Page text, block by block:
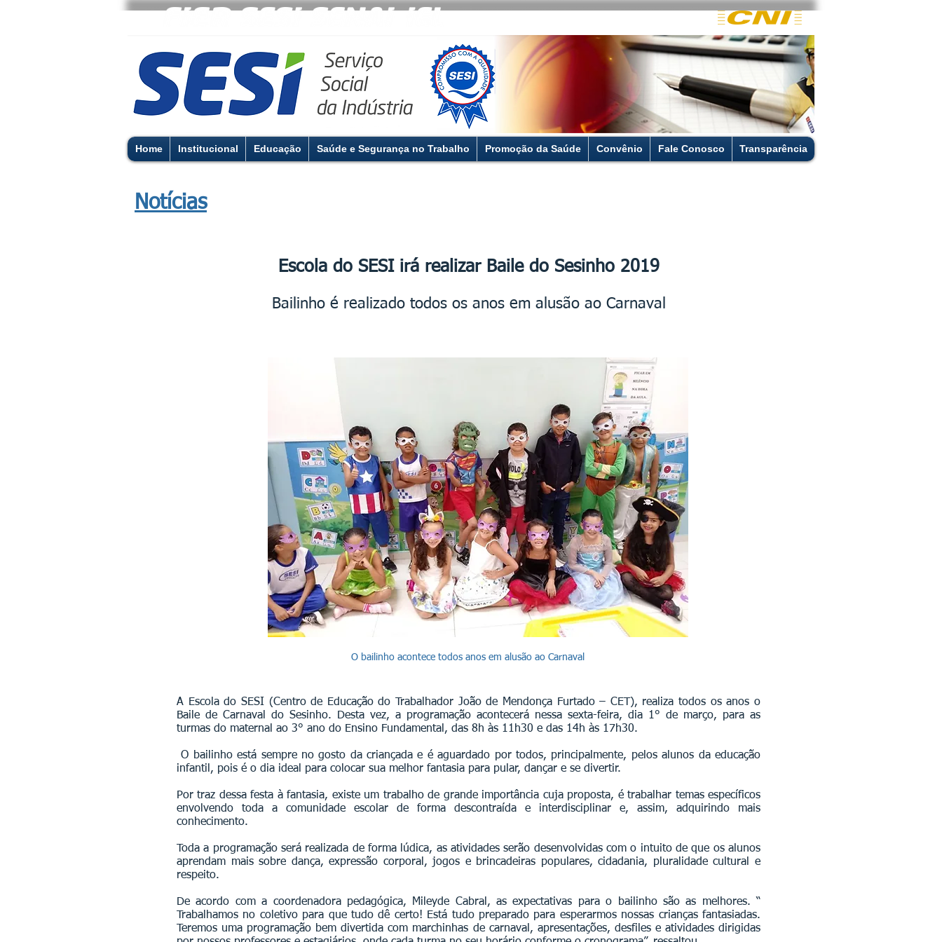
Home Institucional Educação Saúde e Segurança no Trabalho Promoção da Saúde Convênio Fale Conosco Transparência
Notícias
Escola do SESI irá realizar Baile do Sesinho 2019
Bailinho é realizado todos os anos em alusão ao Carnaval
O bailinho acontece todos anos em alusão ao Carnaval
A Escola do SESI (Centro de Educação do Trabalhador João de Mendonça Furtado – CET), realiza todos os anos o
Baile de Carnaval do Sesinho. Desta vez, a programação acontecerá nessa sexta-feira, dia 1° de março, para as
turmas do maternal ao 3° ano do Ensino Fundamental, das 8h às 11h30 e das 14h às 17h30.
O bailinho está sempre no gosto da criançada e é aguardado por todos, principalmente, pelos alunos da educação
infantil, pois é o dia ideal para colocar sua melhor fantasia para pular, dançar e se divertir.
Por traz dessa festa à fantasia, existe um trabalho de grande importância cuja proposta, é trabalhar temas específicos
envolvendo toda a co­munidade escolar de forma descontraída e interdisciplinar e, assim, adquirin­do mais
conhecimento.
Toda a programação será realizada de forma lúdica, as atividades serão desenvolvidas com o intuito de que os alunos
aprendam mais sobre dan­ça, expressão corporal, jogos e brincadeiras popula­res, cidadania, pluralidade cultural e
respeito.
De acordo com a coordenadora pedagógica, Mileyde Cabral, as expectativas para o bailinho são as melhores. “
Trabalhamos no coletivo para que tudo dê certo! Está tudo preparado para esperar­mos nossas crianças fantasiadas.
Teremos uma programação bem divertida com marchinhas de carnaval, apresentações, desfiles e atividades dirigidas